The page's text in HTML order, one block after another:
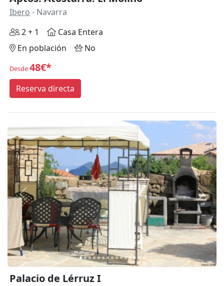
Ibero - Navarra
2 + 1
Casa Entera
En población
No
Desde48€*
Reserva directa
Anterior
Palacio de Lérruz I